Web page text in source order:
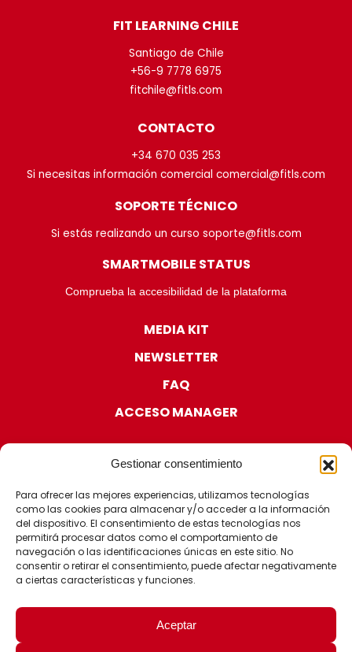
Gestionar consentimiento
Para ofrecer las mejores experiencias, utilizamos tecnologías
como las cookies para almacenar y/o acceder a la información
del dispositivo. El consentimiento de estas tecnologías nos
permitirá procesar datos como el comportamiento de
navegación o las identificaciones únicas en este sitio. No
consentir o retirar el consentimiento, puede afectar negativamente
a ciertas características y funciones.
Aceptar
FIT LEARNING CHILE
Santiago de Chile
+56-9 7778 6975
fitchile@fitls.com
CONTACTO
+34 670 035 253
Si necesitas información comercial comercial@fitls.com
SOPORTE TÉCNICO
Si estás realizando un curso soporte@fitls.com
SMARTMOBILE STATUS
Comprueba la accesibilidad de la plataforma
MEDIA KIT
NEWSLETTER
FAQ
ACCESO MANAGER
CERTIFICACIONES